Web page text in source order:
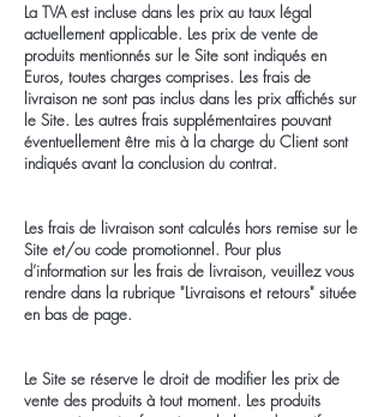
La TVA est incluse dans les prix au taux légal
actuellement applicable. Les prix de vente de
produits mentionnés sur le Site sont indiqués en
Euros, toutes charges comprises. Les frais de
livraison ne sont pas inclus dans les prix affichés sur
le Site. Les autres frais supplémentaires pouvant
éventuellement être mis à la charge du Client sont
indiqués avant la conclusion du contrat.
Les frais de livraison sont calculés hors remise sur le
Site et/ou code promotionnel. Pour plus
d’information sur les frais de livraison, veuillez vous
rendre dans la rubrique "Livraisons et retours" située
en bas de page.
Le Site se réserve le droit de modifier les prix de
vente des produits à tout moment. Les produits